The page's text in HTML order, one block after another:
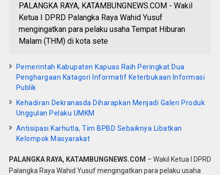
PALANGKA RAYA, KATAMBUNGNEWS.COM - Wakil
Ketua I DPRD Palangka Raya Wahid Yusuf
mengingatkan para pelaku usaha Tempat Hiburan
Malam (THM) di kota sete
Pemerintah Kabupaten Kapuas Raih Peringkat Dua
Penghargaan Katagori Informatif Keterbukaan Informasi
Publik
Kehadiran Dekranasda Diharapkan Menjadi Galeri Produk
Unggulan Pelaku UMKM
Antisipasi Karhutla, Tim BPBD Sebaiknya Libatkan
Kelompok Masyarakat
PALANGKA RAYA, KATAMBUNGNEWS.COM – Wakil Ketua I DPRD
Palangka Raya Wahid Yusuf mengingatkan para pelaku usaha